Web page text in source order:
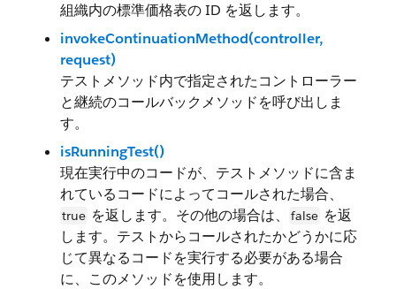
組織内の標準価格表の ID を返します。
invokeContinuationMethod(controller,
request)
テストメソッド内で指定されたコントローラー
と継続のコールバックメソッドを呼び出しま
す。
isRunningTest()
現在実行中のコードが、テストメソッドに含ま
れているコードによってコールされた場合、
true を返します。その他の場合は、 false を返
します。テストからコールされたかどうかに応
じて異なるコードを実行する必要がある場合
に、このメソッドを使用します。